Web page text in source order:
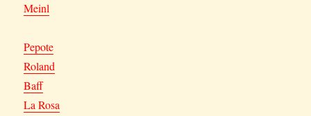
Meinl
Pepote
Roland
Baff
La Rosa